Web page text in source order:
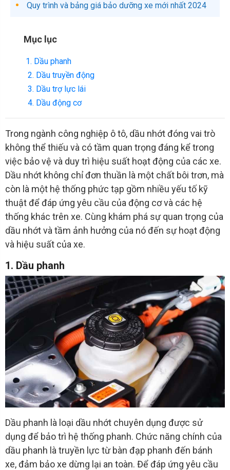
Quy trình và bảng giá bảo dưỡng xe mới nhất 2024
Mục lục
1. Dầu phanh
2. Dầu truyền động
3. Dầu trợ lực lái
4. Dầu động cơ
Trong ngành công nghiệp ô tô, dầu nhớt đóng vai trò
không thể thiếu và có tầm quan trọng đáng kể trong
việc bảo vệ và duy trì hiệu suất hoạt động của các xe.
Dầu nhớt không chỉ đơn thuần là một chất bôi trơn, mà
còn là một hệ thống phức tạp gồm nhiều yếu tố kỹ
thuật để đáp ứng yêu cầu của động cơ và các hệ
thống khác trên xe. Cùng khám phá sự quan trọng của
dầu nhớt và tầm ảnh hưởng của nó đến sự hoạt động
và hiệu suất của xe.
1. Dầu phanh
Dầu phanh là loại dầu nhớt chuyên dụng được sử
dụng để bảo trì hệ thống phanh. Chức năng chính của
dầu phanh là truyền lực từ bàn đạp phanh đến bánh
xe, đảm bảo xe dừng lại an toàn. Để đáp ứng yêu cầu